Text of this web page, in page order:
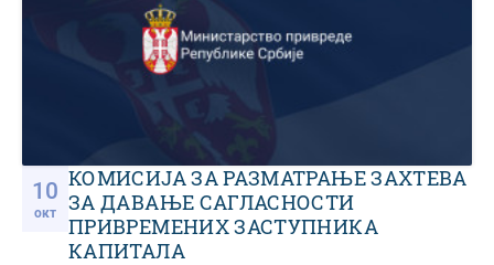
10
окт
КОМИСИЈА ЗА РАЗМАТРАЊЕ ЗАХТЕВА
ЗА ДАВАЊЕ САГЛАСНОСТИ
ПРИВРЕМЕНИХ ЗАСТУПНИКА
КАПИТАЛА